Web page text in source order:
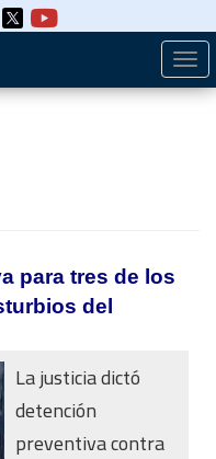
para tres de los
del
La justicia dictó
detención
preventiva contra